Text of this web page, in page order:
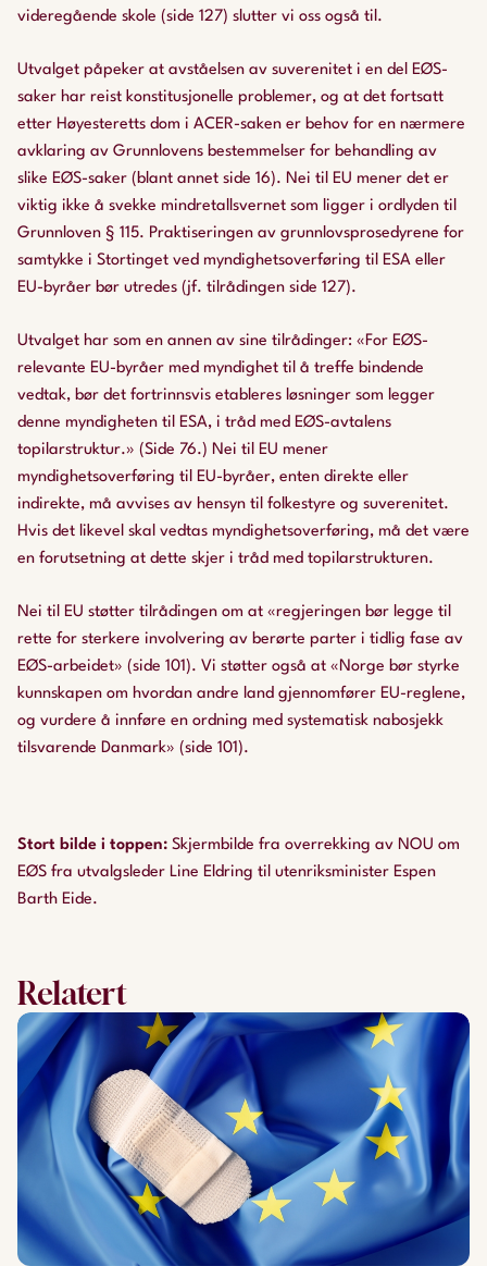
videregående skole (side 127) slutter vi oss også til.
Utvalget påpeker at avståelsen av suverenitet i en del EØS-
saker har reist konstitusjonelle problemer, og at det fortsatt
etter Høyesteretts dom i ACER-saken er behov for en nærmere
avklaring av Grunnlovens bestemmelser for behandling av
slike EØS-saker (blant annet side 16). Nei til EU mener det er
viktig ikke å svekke mindretallsvernet som ligger i ordlyden til
Grunnloven § 115. Praktiseringen av grunnlovsprosedyrene for
samtykke i Stortinget ved myndighetsoverføring til ESA eller
EU-byråer bør utredes (jf. tilrådingen side 127).
Utvalget har som en annen av sine tilrådinger: «For EØS-
relevante EU-byråer med myndighet til å treffe bindende
vedtak, bør det fortrinnsvis etableres løsninger som legger
denne myndigheten til ESA, i tråd med EØS-avtalens
topilarstruktur.» (Side 76.) Nei til EU mener
myndighetsoverføring til EU-byråer, enten direkte eller
indirekte, må avvises av hensyn til folkestyre og suverenitet.
Hvis det likevel skal vedtas myndighetsoverføring, må det være
en forutsetning at dette skjer i tråd med topilarstrukturen.
Nei til EU støtter tilrådingen om at «regjeringen bør legge til
rette for sterkere involvering av berørte parter i tidlig fase av
EØS-arbeidet» (side 101). Vi støtter også at «Norge bør styrke
kunnskapen om hvordan andre land gjennomfører EU-reglene,
og vurdere å innføre en ordning med systematisk nabosjekk
tilsvarende Danmark» (side 101).
Stort bilde i toppen: Skjermbilde fra overrekking av NOU om
EØS fra utvalgsleder Line Eldring til utenriksminister Espen
Barth Eide.
Relatert